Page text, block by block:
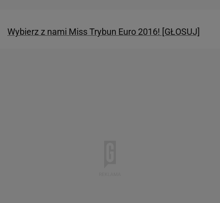
Wybierz z nami Miss Trybun Euro 2016! [GŁOSUJ]